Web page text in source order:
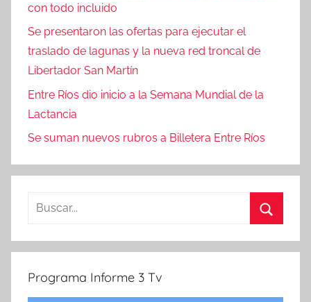
con todo incluido
Se presentaron las ofertas para ejecutar el
traslado de lagunas y la nueva red troncal de
Libertador San Martín
Entre Ríos dio inicio a la Semana Mundial de la
Lactancia
Se suman nuevos rubros a Billetera Entre Ríos
Buscar:
Programa Informe 3 Tv